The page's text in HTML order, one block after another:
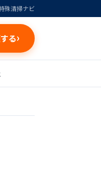
殊清掃ナビ
る